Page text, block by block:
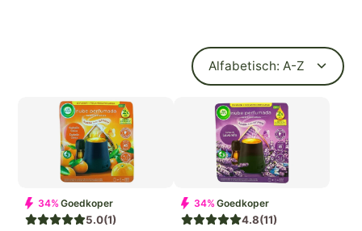
Alfabetisch: A-Z
34% Goedkoper
5.0(1)
34% Goedkoper
4.8(11)